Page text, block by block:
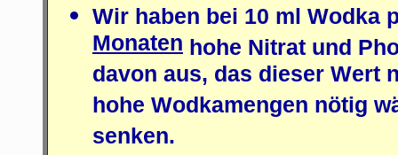
Wir haben bei 10 ml Wodka
Monaten hohe Nitrat und
davon aus, das dieser Wert
hohe Wodkamengen nötig
senken.